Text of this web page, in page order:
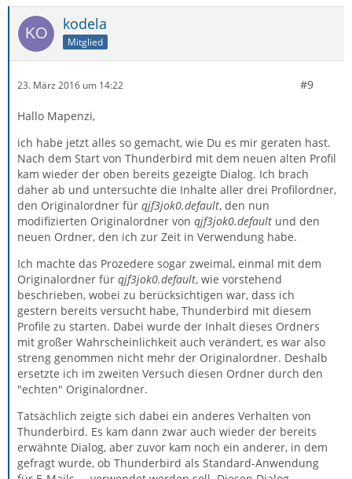
kodela
Mitglied
23. März 2016 um 14:22 #9
Hallo Mapenzi,
ich habe jetzt alles so gemacht, wie Du es mir geraten hast.
Nach dem Start von Thunderbird mit dem neuen alten Profil
kam wieder der oben bereits gezeigte Dialog. Ich brach
daher ab und untersuchte die Inhalte aller drei Profilordner,
den Originalordner für qjf3jok0.default, den nun
modifizierten Originalordner von qjf3jok0.default und den
neuen Ordner, den ich zur Zeit in Verwendung habe.
Ich machte das Prozedere sogar zweimal, einmal mit dem
Originalordner für qjf3jok0.default, wie vorstehend
beschrieben, wobei zu berücksichtigen war, dass ich
gestern bereits versucht habe, Thunderbird mit diesem
Profile zu starten. Dabei wurde der Inhalt dieses Ordners
mit großer Wahrscheinlichkeit auch verändert, es war also
streng genommen nicht mehr der Originalordner. Deshalb
ersetzte ich im zweiten Versuch diesen Ordner durch den
"echten" Originalordner.
Tatsächlich zeigte sich dabei ein anderes Verhalten von
Thunderbird. Es kam dann zwar auch wieder der bereits
erwähnte Dialog, aber zuvor kam noch ein anderer, in dem
gefragt wurde, ob Thunderbird als Standard-Anwendung